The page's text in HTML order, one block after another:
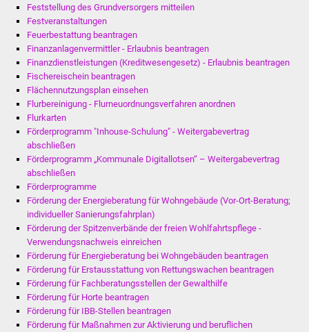
Feststellung des Grundversorgers mitteilen
Festveranstaltungen
Feuerbestattung beantragen
Finanzanlagenvermittler - Erlaubnis beantragen
Finanzdienstleistungen (Kreditwesengesetz) - Erlaubnis beantragen
Fischereischein beantragen
Flächennutzungsplan einsehen
Flurbereinigung - Flurneuordnungsverfahren anordnen
Flurkarten
Förderprogramm "Inhouse-Schulung" - Weitergabevertrag
abschließen
Förderprogramm „Kommunale Digitallotsen“ – Weitergabevertrag
abschließen
Förderprogramme
Förderung der Energieberatung für Wohngebäude (Vor-Ort-Beratung;
individueller Sanierungsfahrplan)
Förderung der Spitzenverbände der freien Wohlfahrtspflege -
Verwendungsnachweis einreichen
Förderung für Energieberatung bei Wohngebäuden beantragen
Förderung für Erstausstattung von Rettungswachen beantragen
Förderung für Fachberatungsstellen der Gewalthilfe
Förderung für Horte beantragen
Förderung für IBB-Stellen beantragen
Förderung für Maßnahmen zur Aktivierung und beruflichen